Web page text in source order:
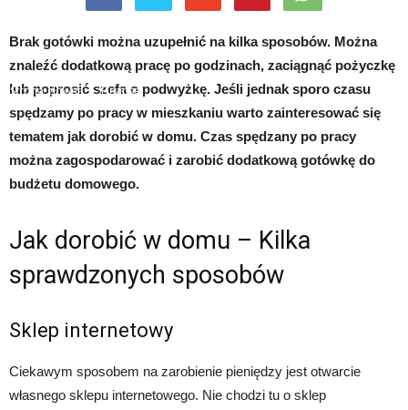
Strona główna Finanse
Brak gotówki można uzupełnić na kilka sposobów. Można
znaleźć dodatkową pracę po godzinach, zaciągnąć pożyczkę
lub poprosić szefa o podwyżkę. Jeśli jednak sporo czasu
spędzamy po pracy w mieszkaniu warto zainteresować się
tematem jak dorobić w domu. Czas spędzany po pracy
można zagospodarować i zarobić dodatkową gotówkę do
budżetu domowego.
Jak dorobić w domu – Kilka
sprawdzonych sposobów
Sklep internetowy
Ciekawym sposobem na zarobienie pieniędzy jest otwarcie
własnego sklepu internetowego. Nie chodzi tu o sklep